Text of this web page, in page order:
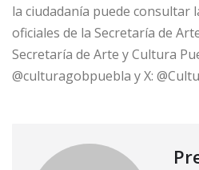
la ciudadanía puede consultar
oficiales de la Secretaría de
Secretaría de Arte y Cultura
@culturagobpuebla y X: